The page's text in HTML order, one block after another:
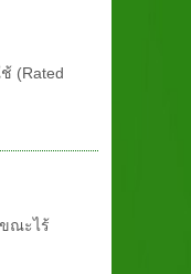
(Rated
ณะไร้